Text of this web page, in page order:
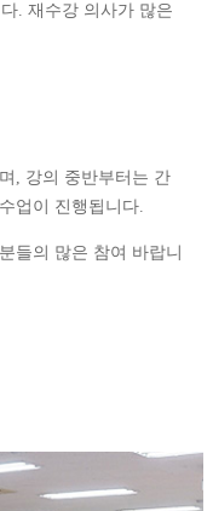
. 재수강 의사가 많은
, 강의 중반부터는 간
업이 진행됩니다.
들의 많은 참여 바랍니